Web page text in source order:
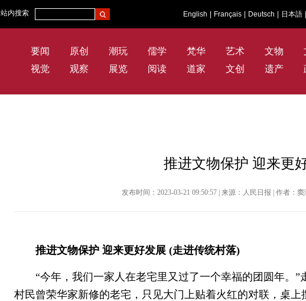
站内搜索 English Français Deutsch 日本語
要闻 原创 潮玩 儒学 梵华 艺术 文物
视觉
观察 展览 阅读 道家 文创 遗产
推进文物保护 迎来更
发布时间：2023-03-21 09:50:57 | 来源：人民日报 | 作者：
推进文物保护 迎来更好发展 (走进传统村落)
“今年，我们一家人在老宅里又过了一个幸福的团圆年。
村民曾荣华家新修的老宅，只见大门上贴着火红的对联，桌